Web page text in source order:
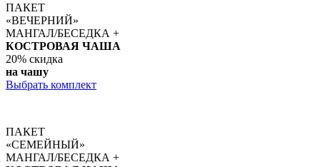
ПАКЕТ
«ВЕЧЕРНИЙ»
МАНГАЛ/БЕСЕДКА +
КОСТРОВАЯ ЧАША
20% скидка
на чашу
Выбрать комплект
ПАКЕТ
«СЕМЕЙНЫЙ»
МАНГАЛ/БЕСЕДКА +